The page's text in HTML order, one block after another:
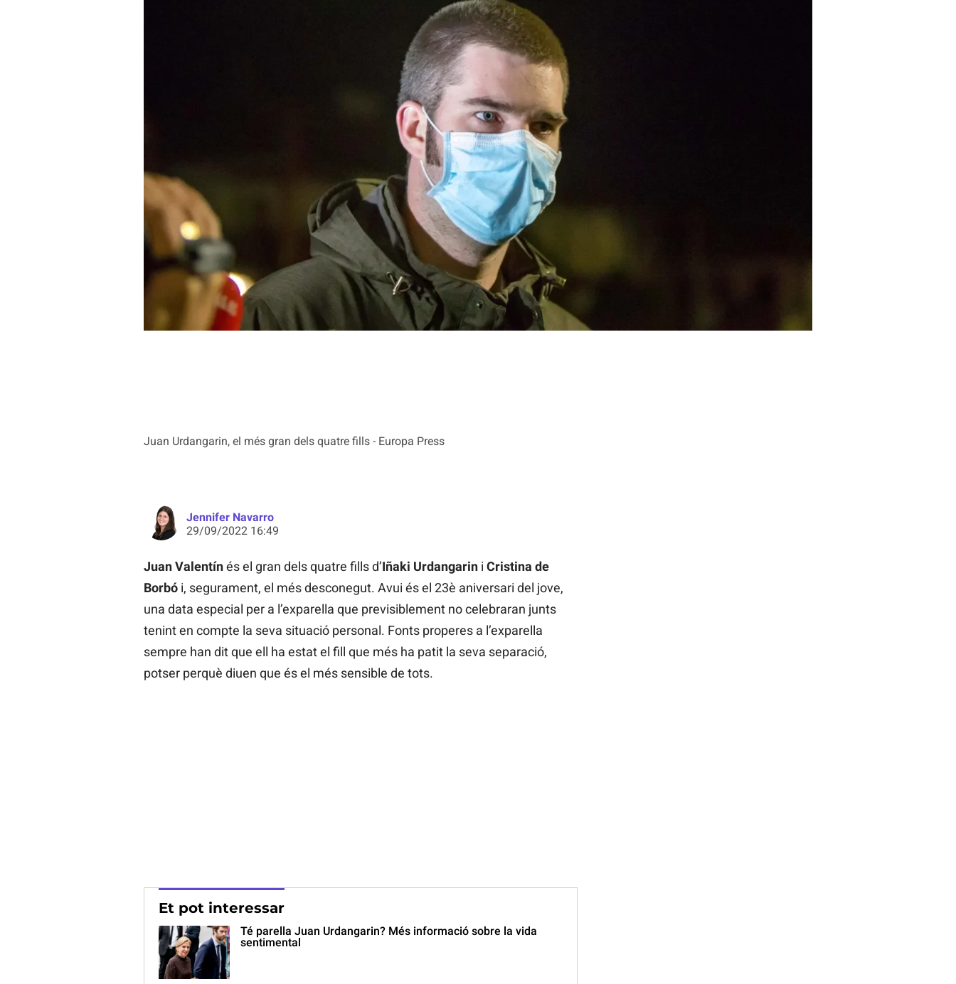
Juan Urdangarin, el més gran dels quatre fills - Europa Press
Jennifer Navarro
29/09/2022 16:49
Juan Valentínés el gran dels quatre fills d’Iñaki Urdangarini Cristina de
Borbói, segurament, el més desconegut. Avui és el 23è aniversari del jove,
una data especial per a l’exparella que previsiblement no celebraran junts
tenint en compte la seva situació personal. Fonts properes a l’exparella
sempre han dit que ell ha estat el fill que més ha patit la seva separació,
potser perquè diuen que és el més sensible de tots.
Et pot interessar
Té parella Juan Urdangarin? Més informació sobre la vida
sentimental